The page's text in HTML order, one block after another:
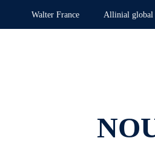
Walter France Allinial global